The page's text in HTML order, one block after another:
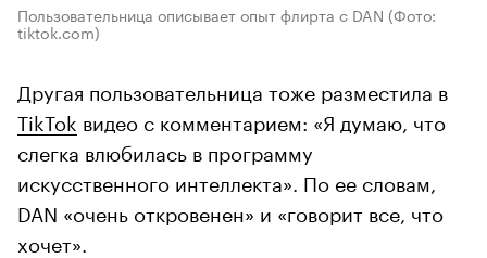
Пользовательница описывает опыт флирта с DAN (Фото:
tiktok.com)
Другая пользовательница тоже разместила в
TikTok видео с комментарием: «Я думаю, что
слегка влюбилась в программу
искусственного интеллекта». По ее словам,
DAN «очень откровенен» и «говорит все, что
хочет».